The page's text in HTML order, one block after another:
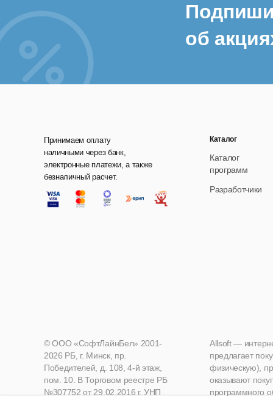
об
Принимаем оплату
наличными через банк,
электронные платежи, а также
безналичный расчет.
Каталог
Каталог
программ
Разработчики
Allsoft —
предлагает
физическую),
оказывают
программного
© ООО «СофтЛайнБел» 2001-
2026 РБ, г. Минск, пр.
Победителей, д. 108, 4-й этаж,
пом. 10. В Торговом реестре РБ
№307752 от 29.02.2016 г. УНП